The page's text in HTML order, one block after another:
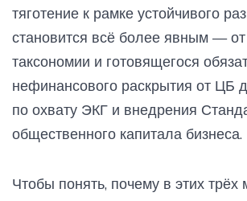
тяготение к рамке устойчивого
становится всё более явным —
таксономии и готовящегося
нефинансового раскрытия от ЦБ
по охвату ЭКГ и внедрения
общественного капитала бизнеса.
Чтобы понять, почему в этих трёх